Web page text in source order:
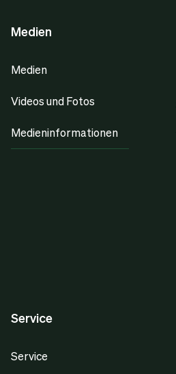
Medien
Medien
Videos und Fotos
Medieninformationen
Service
Service